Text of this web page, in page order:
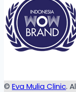
© Eva Mulia Clinic.